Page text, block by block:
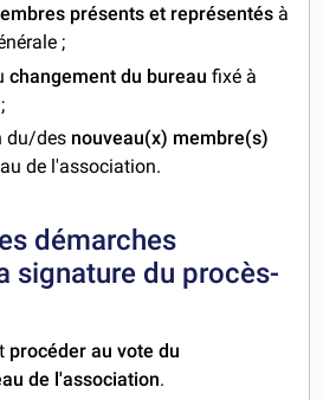
présents et représentés à
;
changement du bureaufixé à
du/des nouveau(x) membre(s)
de l'association.
démarches
signature du procès-
procéder au vote du
de l'association.